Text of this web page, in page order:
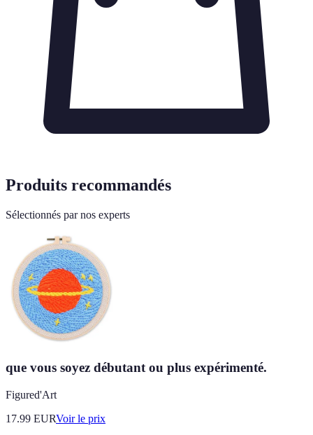
Produits recommandés
Sélectionnés par nos experts
que vous soyez débutant ou plus expérimenté.
Figured'Art
17.99 EURVoir le prix